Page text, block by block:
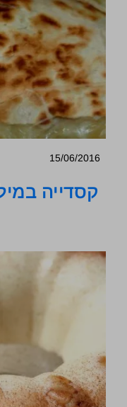
15/06/2016
קסדייה